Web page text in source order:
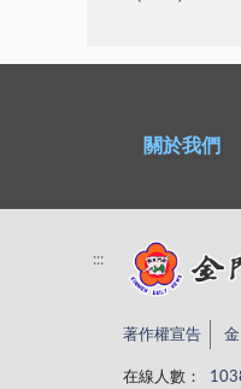
關於我們
:::
著作權宣告
在線人數：